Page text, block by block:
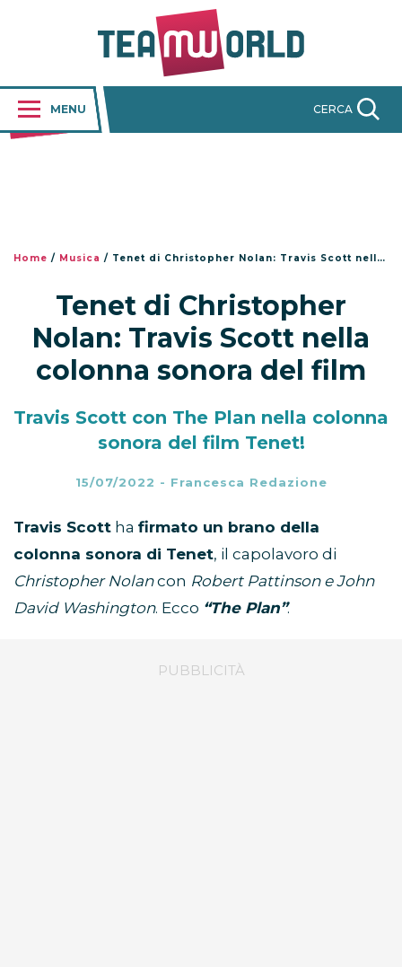
MENU CERCA
Home / Musica / Tenet di Christopher Nolan: Travis Scott nella colonna sonora del film
Tenet di Christopher
Nolan: Travis Scott nella
colonna sonora del film
Travis Scott con The Plan nella colonna
sonora del film Tenet!
15/07/2022 - Francesca Redazione
Travis Scott ha firmato un brano della
colonna sonora di Tenet, il capolavoro di
Christopher Nolancon Robert Pattinson e John
David Washington. Ecco “The Plan”.